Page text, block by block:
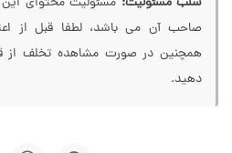
صاحب آن می باشد، لطفا قبل از
همچنین در صورت مشاهده تخلف از
دهید.